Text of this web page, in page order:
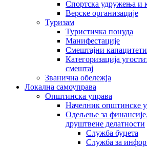
Спортска удружења и
Верске организације
Туризам
Туристичка понуда
Манифестације
Смештајни капацитети
Категоризација
смештај
Званична обележја
Локална самоуправа
Општинска управа
Начелник општинске
Одељење за
друштвене делатности
Служба буџета
Служба за